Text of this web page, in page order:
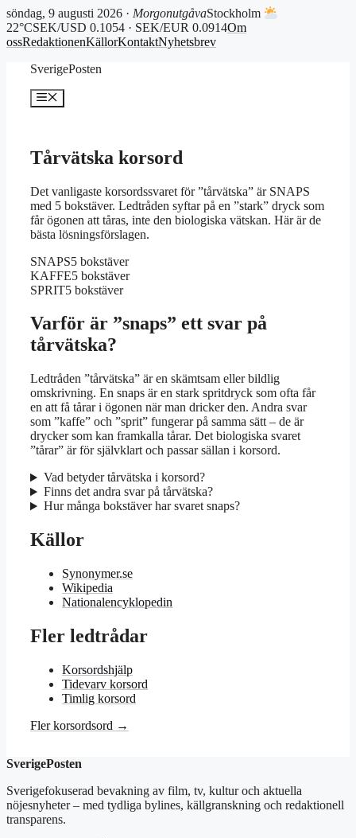
söndag, 9 augusti 2026 · MorgonutgåvaStockholm
22°CSEK/USD 0.1054 · SEK/EUR 0.0914Om
ossRedaktionenKällorKontaktNyhetsbrev
SverigePosten
Meny
Tårvätska korsord
Det vanligaste korsordssvaret för ”tårvätska” är SNAPS
med 5 bokstäver. Ledtråden syftar på en ”stark” dryck som
får ögonen att tåras, inte den biologiska vätskan. Här är de
bästa lösningsförslagen.
SNAPS5 bokstäver
KAFFE5 bokstäver
SPRIT5 bokstäver
Varför är ”snaps” ett svar på
tårvätska?
Ledtråden ”tårvätska” är en skämtsam eller bildlig
omskrivning. En snaps är en stark spritdryck som ofta får
en att få tårar i ögonen när man dricker den. Andra svar
som ”kaffe” och ”sprit” fungerar på samma sätt – de är
drycker som kan framkalla tårar. Det biologiska svaret
”tårar” är för självklart och passar sällan i korsord.
Vad betyder tårvätska i korsord?
Finns det andra svar på tårvätska?
Hur många bokstäver har svaret snaps?
Källor
Synonymer.se
Wikipedia
Nationalencyklopedin
Fler ledtrådar
Korsordshjälp
Tidevarv korsord
Timlig korsord
Fler korsordsord →
SverigePosten
Sverigefokuserad bevakning av film, tv, kultur och aktuella
nöjesnyheter – med tydliga bylines, källgranskning och redaktionell
transparens.